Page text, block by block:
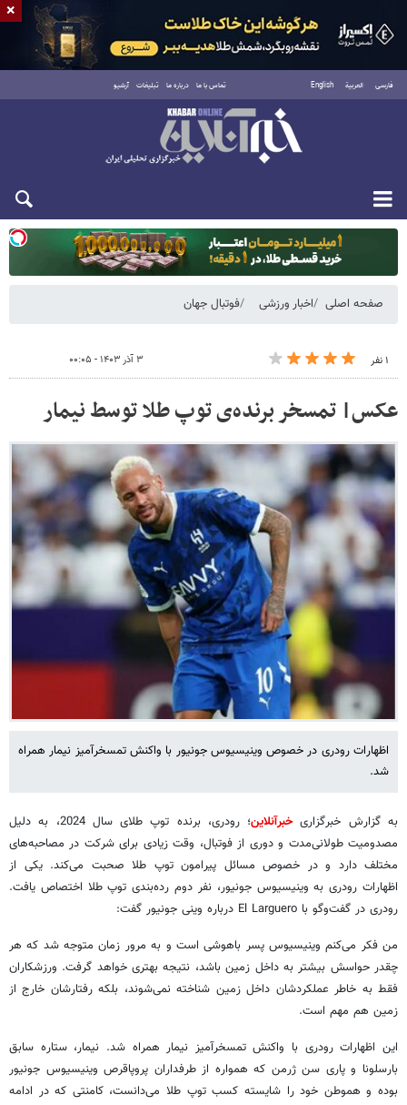
فارسی العربية English تماس با ما درباره ما تبلیغات آرشیو
دوشنبه ۱۹ مرداد ۱۴۰۵
صفحه اصلی اخبار ورزشی فوتبال جهان
۱ نفر ۳ آذر ۱۴۰۳ - ۰۰:۰۵
عکس| تمسخر برنده‌ی توپ طلا توسط نیمار
اظهارات رودری در خصوص وینیسیوس جونیور با واکنش تمسخرآمیز نیمار همراه
شد.
به گزارش خبرگزاریخبرآنلاین
؛ رودری، برنده توپ طلای سال 2024، به دلیل
مصدومیت طولانی‌مدت و دوری از فوتبال، وقت زیادی برای شرکت در مصاحبه‌های
مختلف دارد و در خصوص مسائل پیرامون توپ طلا صحبت می‌کند. یکی از
اظهارات رودری به وینیسیوس جونیور، نفر دوم رده‌بندی توپ طلا اختصاص یافت.
رودری در گفت‌وگو با El Larguero درباره وینی جونیور گفت:
من فکر می‌کنم وینیسیوس پسر باهوشی است و به مرور زمان متوجه شد که هر
چقدر حواسش بیشتر به داخل زمین باشد، نتیجه بهتری خواهد گرفت. ورزشکاران
فقط به خاطر عملکردشان داخل زمین شناخته نمی‌شوند، بلکه رفتارشان خارج از
زمین هم مهم است.
این اظهارات رودری با واکنش تمسخرآمیز نیمار همراه شد. نیمار، ستاره سابق
بارسلونا و پاری سن ژرمن که همواره از طرفداران پروپاقرص وینیسیوس جونیور
بوده و هموطن خود را شایسته کسب توپ طلا می‌دانست، کامنتی که در ادامه
×